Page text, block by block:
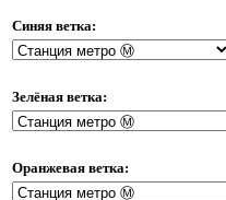
Синяя ветка:
Зелёная ветка:
Оранжевая ветка: